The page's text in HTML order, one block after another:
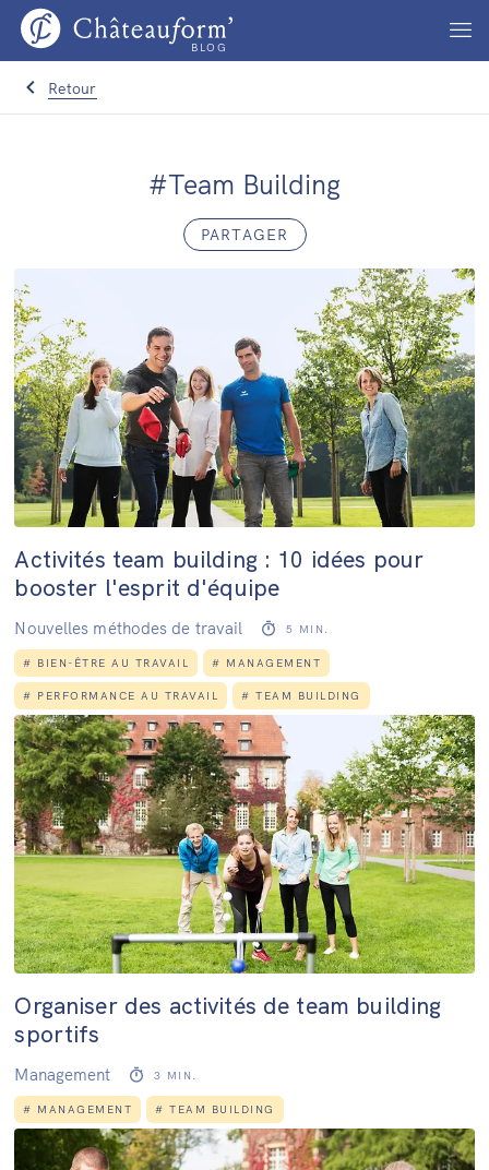
BLOG
Retour
#Team Building
PARTAGER
Activités team building : 10 idées pour
booster l'esprit d'équipe
Nouvelles méthodes de travail 5 MIN.
# BIEN-ÊTRE AU TRAVAIL # MANAGEMENT
# PERFORMANCE AU TRAVAIL #TEAM BUILDING
Organiser des activités de team building
sportifs
Management 3 MIN.
# MANAGEMENT #TEAM BUILDING